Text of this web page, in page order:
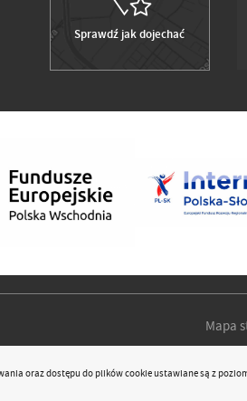
Sprawdź jak dojechać
Mapa
oraz dostępu do plików cookie ustawiane są z